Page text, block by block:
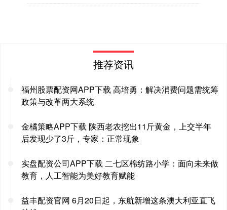
推荐资讯
福州股票配资网APP下载 高培勇：解决消费问题需统筹
政策与改革两大系统
金橘策略APP下载 陕西老农挖出11斤黄金，上交半年
后发现少了3斤，专家：正常现象
实盘配资公司APP下载 二七区棉纺路小学：面向未来做
教育，人工智能为美好教育赋能
益丰配资官网 6月20日起，东航新增这条澳大利亚直飞